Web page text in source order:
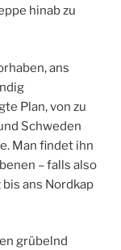
hinab zu
ans
Plan, von zu
Schweden
Man findet ihn
– falls also
ans Nordkap
grübelnd